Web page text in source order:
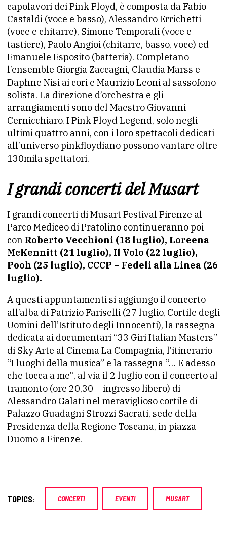
capolavori dei Pink Floyd, è composta da Fabio
Castaldi (voce e basso), Alessandro Errichetti
(voce e chitarre), Simone Temporali (voce e
tastiere), Paolo Angioi (chitarre, basso, voce) ed
Emanuele Esposito (batteria). Completano
l’ensemble Giorgia Zaccagni, Claudia Marss e
Daphne Nisi ai cori e Maurizio Leoni al sassofono
solista. La direzione d’orchestra e gli
arrangiamenti sono del Maestro Giovanni
Cernicchiaro. I Pink Floyd Legend, solo negli
ultimi quattro anni, con i loro spettacoli dedicati
all’universo pinkfloydiano possono vantare oltre
130mila spettatori.
I grandi concerti del Musart
I grandi concerti di Musart Festival Firenze al
Parco Mediceo di Pratolino continueranno poi
con Roberto Vecchioni (18 luglio), Loreena
McKennitt (21 luglio), Il Volo (22 luglio),
Pooh (25 luglio), CCCP – Fedeli alla Linea (26
luglio).
A questi appuntamenti si aggiungo il concerto
all’alba di Patrizio Fariselli (27 luglio, Cortile degli
Uomini dell’Istituto degli Innocenti), la rassegna
dedicata ai documentari “33 Giri Italian Masters”
di Sky Arte al Cinema La Compagnia, l’itinerario
“I luoghi della musica” e la rassegna “… E adesso
che tocca a me”, al via il 2 luglio con il concerto al
tramonto (ore 20,30 – ingresso libero) di
Alessandro Galati nel meraviglioso cortile di
Palazzo Guadagni Strozzi Sacrati, sede della
Presidenza della Regione Toscana, in piazza
Duomo a Firenze.
TOPICS: CONCERTI EVENTI MUSART